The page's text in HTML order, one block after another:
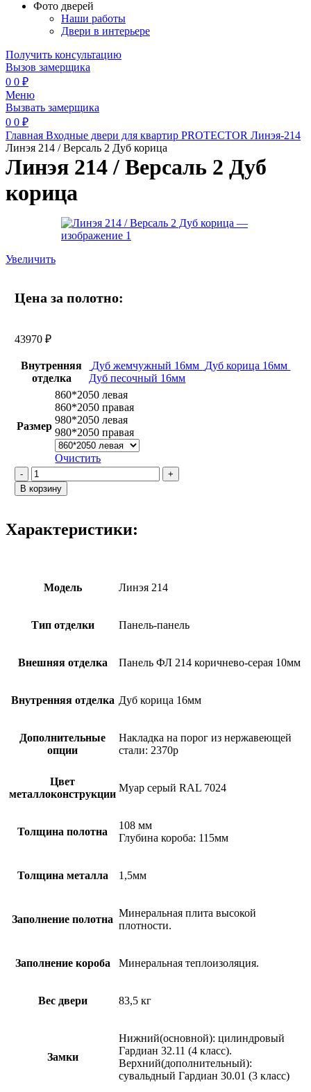
Фото дверей
Наши работы
Двери в интерьере
Получить консультацию
Вызов замерщика
0 0 ₽
Меню
Вызвать замерщика
0 0 ₽
Главная Входные двери для квартир PROTECTOR Линэя-214
Линэя 214 / Версаль 2 Дуб корица
Линэя 214 / Версаль 2 Дуб
корица
Увеличить
Цена за полотно:
43970₽
Внутренняя
отделка
Дуб жемчужный 16мм Дуб корица 16мм
Дуб песочный 16мм
Размер
860*2050 левая
860*2050 правая
980*2050 левая
980*2050 правая
Очистить
Количество
товара
Линэя
Версаль
В корзину
Характеристики:
Модель Линэя 214
Тип отделки Панель-панель
Внешняя отделка Панель ФЛ 214 коричнево-серая 10мм
Внутренняя отделка Дуб корица 16мм
Дополнительные
опции
Накладка на порог из нержавеющей
стали: 2370р
Цвет
металлоконструкции
Муар серый RAL 7024
Толщина полотна
108 мм
Глубина короба: 115мм
Толщина металла 1,5мм
Заполнение полотна
Минеральная плита высокой
плотности.
Заполнение короба Минеральная теплоизоляция.
Вес двери 83,5 кг
Замки
Нижний(основной): цилиндровый
Гардиан 32.11 (4 класс).
Верхний(дополнительный):
сувальдный Гардиан 30.01 (3 класс)